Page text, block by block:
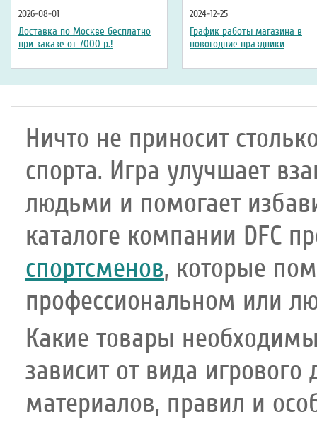
2026-08-01
Доставка по Москве бесплатно
при заказе от 7000 р.!
2024-12-25
График работы магазина в
новогодние праздники
Ничто не приносит
спорта. Игра улучшает
людьми и помогает
каталоге компании DFC
спортсменов, которые
профессиональном или
Какие товары
зависит от вида
материалов, правил и